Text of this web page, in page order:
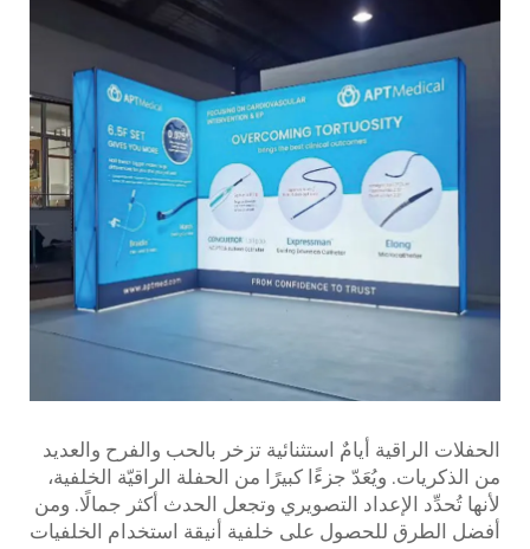
الحفلات الراقية أيامٌ استثنائية تزخر بالحب والفرح والعديد
من الذكريات. ويُعَدّ جزءًا كبيرًا من الحفلة الراقيّة الخلفية،
لأنها تُحدِّد الإعداد التصويري وتجعل الحدث أكثر جمالًا. ومن
أفضل الطرق للحصول على خلفية أنيقة استخدام الخلفيات